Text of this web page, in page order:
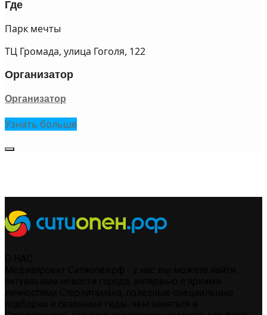
Где
Парк мечты
ТЦ Громада, улица Гоголя, 122
Организатор
Организатор
Узнать больше